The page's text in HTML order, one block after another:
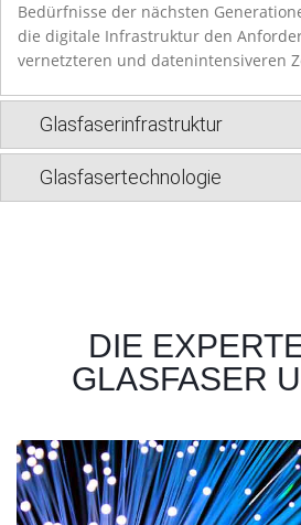
Bedürfnisse der nächsten
die digitale Infrastruktur den
vernetzteren und datenintensiveren
Glasfaserinfrastruktur
Glasfasertechnologie
DIE
GLASFASER